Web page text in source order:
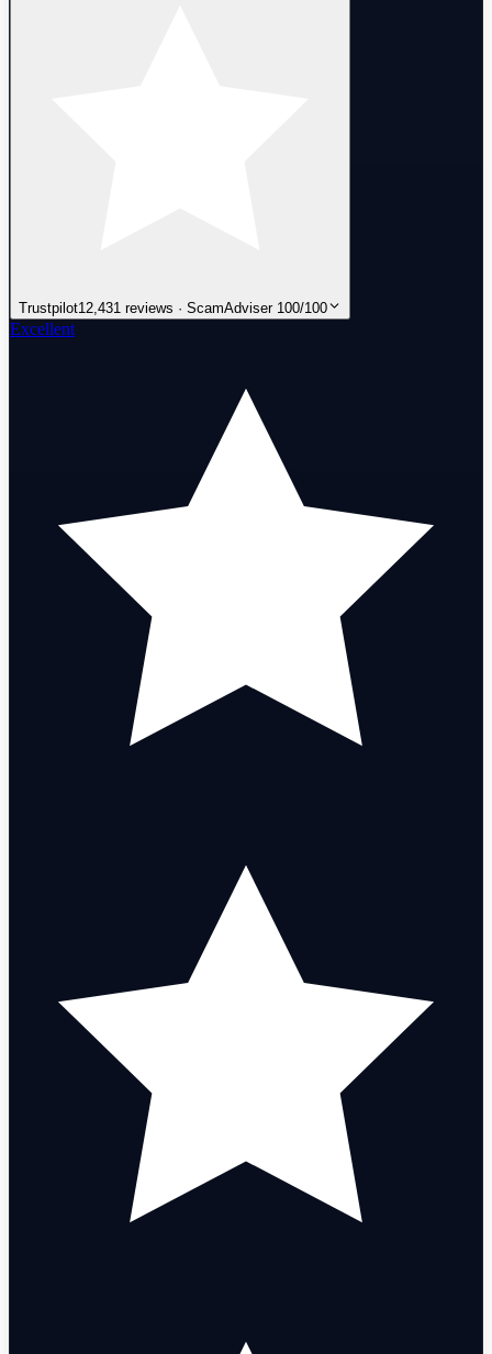
Trustpilot12,431 reviews · ScamAdviser 100/100
Excellent